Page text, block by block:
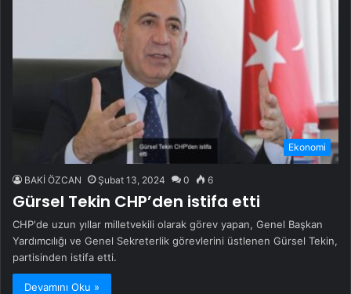
Ekonomi
BAKİ ÖZCAN Şubat 13, 2024 0 6
Gürsel Tekin CHP’den istifa etti
CHP'de uzun yıllar milletvekili olarak görev yapan, Genel Başkan
Yardımcılığı ve Genel Sekreterlik görevlerini üstlenen Gürsel Tekin,
partisinden istifa etti.
Devamını Oku »